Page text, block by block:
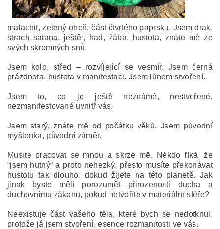
malachit, zelený oheň, část čtvrtého paprsku. Jsem drak,
strach satana, ještěr, had, žába, hustota, znáte mě ze
svých skromných snů.
Jsem kolo, střed – rozvíjející se vesmír. Jsem černá
prázdnota, hustota v manifestaci. Jsem lůnem stvoření.
Jsem to, co je ještě neznámé, nestvořené,
nezmanifestované uvnitř vás.
Jsem starý, znáte mě od počátku věků. Jsem původní
myšlenka, původní záměr.
Musíte pracovat se mnou a skrze mě. Někdo říká, že
“jsem hutný“ a proto nehezký, přesto musíte překonávat
hustotu tak dlouho, dokud žijete na této planetě. Jak
jinak byste měli porozumět přirozenosti ducha a
duchovnímu zákonu, pokud netvoříte v materiální sféře?
Neexistuje část vašeho těla, které bych se nedotknul,
protože já jsem stvoření, esence rozmanitosti ve vás.